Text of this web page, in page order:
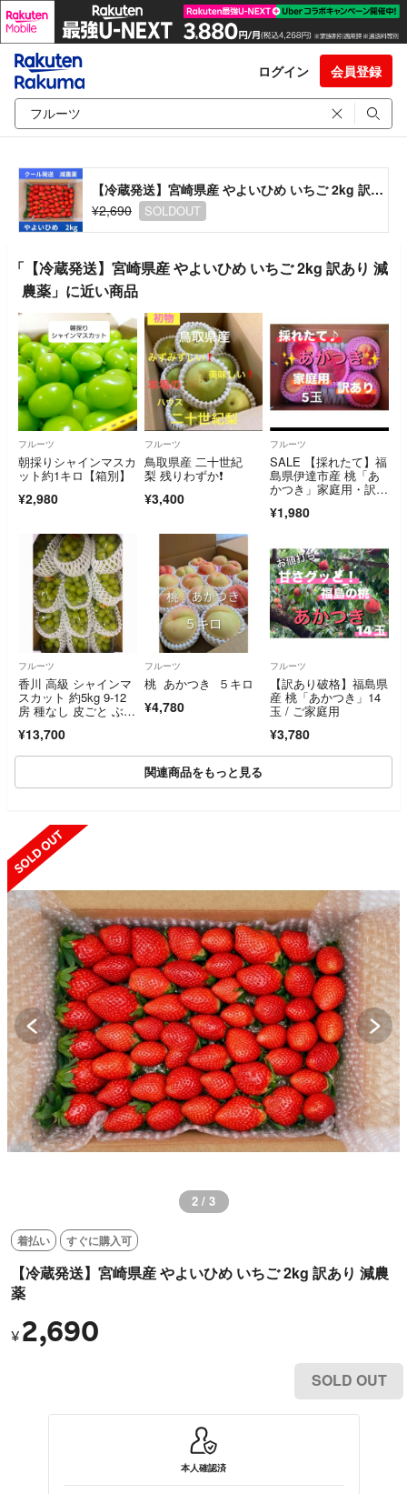
ログイン 会員登録
【冷蔵発送】宮崎県産 やよいひめ いちご 2kg 訳あり 減農薬
¥2,690
SOLDOUT
「【冷蔵発送】宮崎県産 やよいひめ いちご 2kg 訳あり 減
農薬」に近い商品
フルーツ
朝採りシャインマスカ
ット約1キロ【箱別】
¥2,980
フルーツ
鳥取県産 二十世紀
梨 残りわずか❗️
¥3,400
フルーツ
SALE 【採れたて】福
島県伊達市産 桃「あ
かつき」家庭用・訳あ
¥1,980
フルーツ
香川 高級 シャインマ
スカット 約5kg 9-12
房 種なし 皮ごと ぶど
¥13,700
フルーツ
桃 あかつき ５キロ
¥4,780
フルーツ
【訳あり破格】福島県
産 桃「あかつき」14
玉 / ご家庭用
¥3,780
関連商品をもっと見る
2 / 3
着払い すぐに購入可
【冷蔵発送】宮崎県産 やよいひめ いちご 2kg 訳あり 減農
薬
¥ 2,690
SOLD OUT
本人確認済